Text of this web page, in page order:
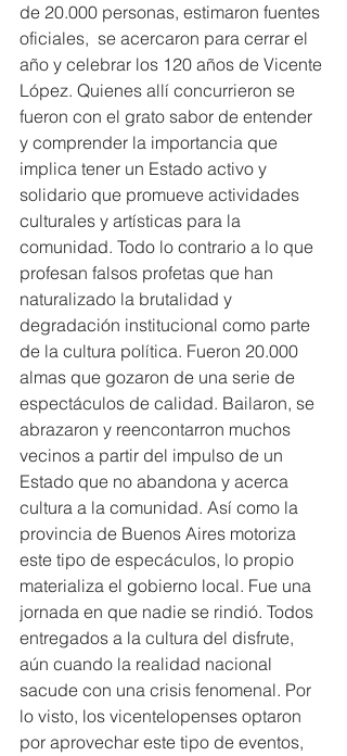
de 20.000 personas, estimaron fuentes
oficiales,  se acercaron para cerrar el
año y celebrar los 120 años de Vicente
López. Quienes allí concurrieron se
fueron con el grato sabor de entender
y comprender la importancia que
implica tener un Estado activo y
solidario que promueve actividades
culturales y artísticas para la
comunidad. Todo lo contrario a lo que
profesan falsos profetas que han
naturalizado la brutalidad y
degradación institucional como parte
de la cultura política. Fueron 20.000
almas que gozaron de una serie de
espectáculos de calidad. Bailaron, se
abrazaron y reencontarron muchos
vecinos a partir del impulso de un
Estado que no abandona y acerca
cultura a la comunidad. Así como la
provincia de Buenos Aires motoriza
este tipo de especáculos, lo propio
materializa el gobierno local. Fue una
jornada en que nadie se rindió. Todos
entregados a la cultura del disfrute,
aún cuando la realidad nacional
sacude con una crisis fenomenal. Por
lo visto, los vicentelopenses optaron
por aprovechar este tipo de eventos,